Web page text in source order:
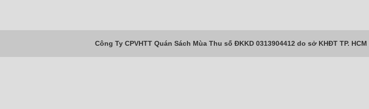
Công Ty CPVHTT Quán Sách Mùa Thu số ĐKKD 0313904412 do sở KHĐT TP.